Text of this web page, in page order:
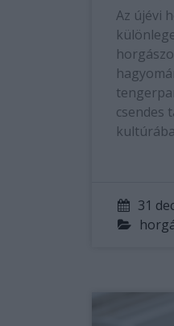
Az újévi
csendes
31